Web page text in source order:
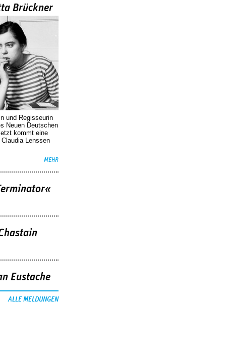
Brückner
und Regisseurin
Neuen Deutschen
kommt eine
Lenssen
MEHR
Eustache
ALLE MELDUNGEN